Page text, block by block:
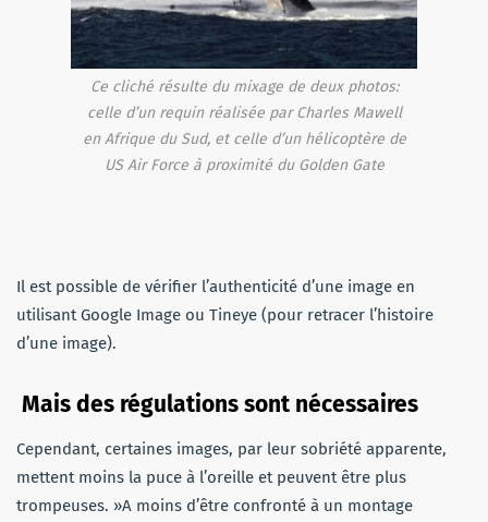
Ce cliché résulte du mixage de deux photos:
celle d’un requin réalisée par Charles Mawell
en Afrique du Sud, et celle d’un hélicoptère de
US Air Force à proximité du Golden Gate
Il est possible de vérifier l’authenticité d’une image en
utilisant Google Image ou Tineye (pour retracer l’histoire
d’une image).
Mais des régulations sont nécessaires
Cependant, certaines images, par leur sobriété apparente,
mettent moins la puce à l’oreille et peuvent être plus
trompeuses. »A moins d’être confronté à un montage